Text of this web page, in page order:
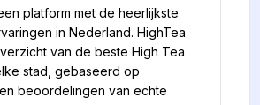
platform met de heerlijkste
in Nederland. HighTea
van de beste High Tea
stad, gebaseerd op
beoordelingen van echte